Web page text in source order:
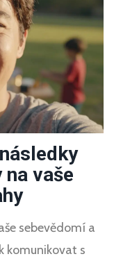
vaše
sebevědomí a
komunikovat s